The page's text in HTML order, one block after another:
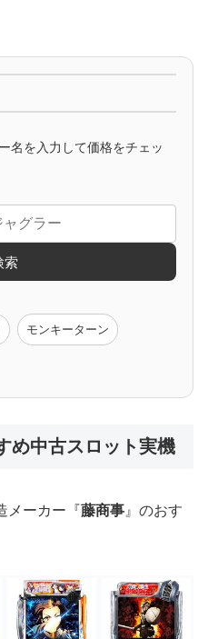
ゴージャグ ハッピー
炎炎ノ消防隊
名を入力して価格をチェッ
索
モンキーターン
め中古スロット実機
メーカー『藤商事 』のおす